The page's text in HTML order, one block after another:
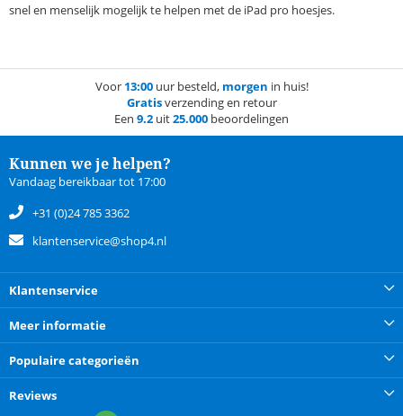
snel en menselijk mogelijk te helpen met de iPad pro hoesjes.
Voor 13:00uur besteld, morgen in huis!
Gratisverzending en retour
Een 9.2 uit25.000 beoordelingen
Kunnen we je helpen?
Vandaag bereikbaar tot 17:00
+31 (0)24 785 3362
klantenservice@shop4.nl
Klantenservice
Meer informatie
Populaire categorieën
Reviews